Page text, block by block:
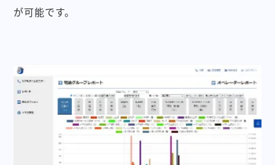
が可能です。